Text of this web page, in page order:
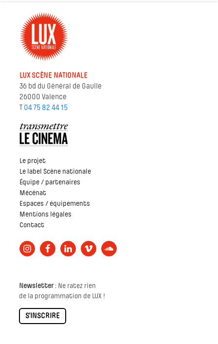
LUX SCÈNE NATIONALE
36 bd du Général de Gaulle
26000 Valence
T 04 75 82 44 15
Le projet
Le label Scène nationale
Équipe / partenaires
Mécénat
Espaces / équipements
Mentions légales
Contact
Newsletter: Ne ratez rien
de la programmation de LUX !
S'INSCRIRE